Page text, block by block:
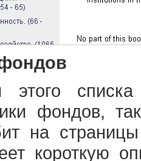
этого
фондов,
на
короткую